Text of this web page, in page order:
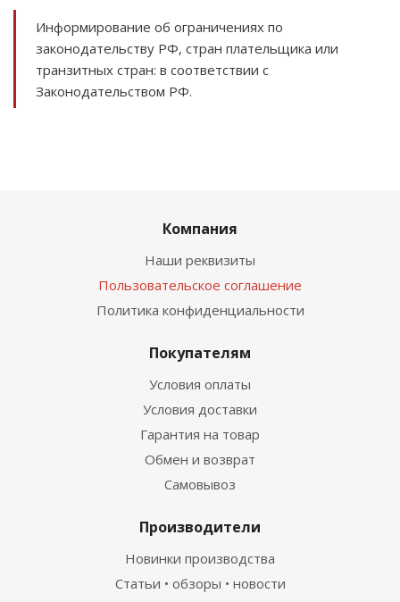
Информирование об ограничениях по
законодательству РФ, стран плательщика или
транзитных стран: в соответствии с
Законодательством РФ.
Компания
Наши реквизиты
Пользовательское соглашение
Политика конфиденциальности
Покупателям
Условия оплаты
Условия доставки
Гарантия на товар
Обмен и возврат
Самовывоз
Производители
Новинки производства
Статьи • обзоры • новости